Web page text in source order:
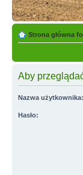
Strona główna
Aby
Nazwa użytkownika:
Hasło: